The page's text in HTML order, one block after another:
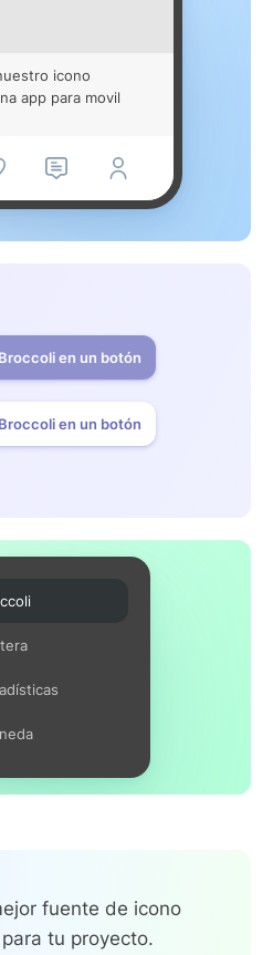
icono
app para movil
en un botón
en un botón
fuente de icono
tu proyecto.